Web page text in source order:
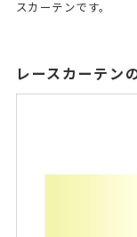
スカーテンです。
レースカーテン